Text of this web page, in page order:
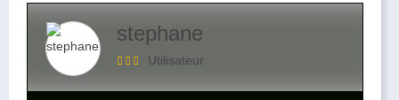
stephane
Utilisateur